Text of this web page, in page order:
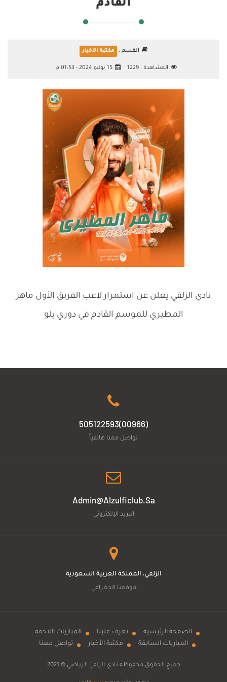
القادم
القسم : مكتبة الأخبار
المشاهدة :1229 15 يوليو 2024 - 01:53 م
نادي الزلفي يعلن عن استمرار لاعب الفريق الأول ماهر
المطيري للموسم القادم في دوري يلو
(00966)505122593
تواصل معنا هاتفياً
Admin@alzulficlub.sa
البريد الإلكتروني
الزلفي، المملكة العربية السعودية
موقعنا الجغرافي
الصفحة الرئيسية تعرف علينا
المباريات اللاحقة
المباريات السابقة
مكتبة الأخبار تواصل معنا
جميع الحقوق محفوظه نادي الزلفي الرياضي © 2021